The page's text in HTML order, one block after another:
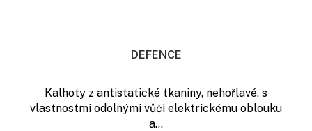
DEFENCE
Kalhoty z antistatické tkaniny, nehořlavé, s
vlastnostmi odolnými vůči elektrickému oblouku
a...